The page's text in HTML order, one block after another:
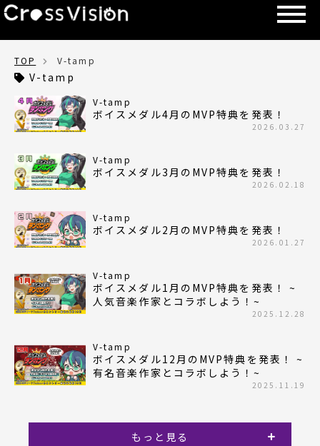
TOP V-tamp
V-tamp
V-tamp
ボイスメダル4月のMVP特典を発表！
2026.03.27
V-tamp
ボイスメダル3月のMVP特典を発表！
2026.02.18
V-tamp
ボイスメダル2月のMVP特典を発表！
2026.01.27
V-tamp
ボイスメダル1月のMVP特典を発表！ ~
人気音楽作家とコラボしよう！~
2025.12.28
V-tamp
ボイスメダル12月のMVP特典を発表！ ~
有名音楽作家とコラボしよう！~
2025.11.19
もっと見る